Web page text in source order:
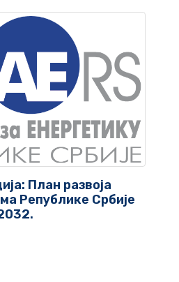
План развоја
Републике Србије